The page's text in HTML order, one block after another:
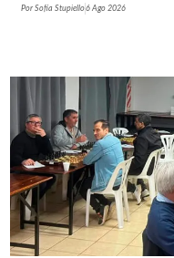
PorSofía Stupiello6 Ago 2026